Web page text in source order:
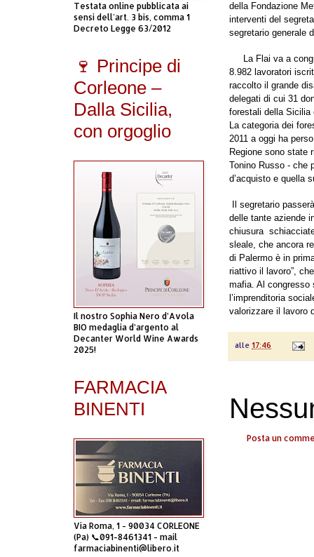
della Fondazione
interventi del
segretario generale
La Flai va a
8.982 lavoratori
raccolto il grande
delegati di cui 31
forestali della Sicilia
La categoria dei
2011 a oggi ha
Regione sono state
Tonino Russo - che
d’acquisto e quella
Il segretario
delle tante aziende
chiusura
sleale, che ancora
di Palermo è in
riattivo il lavoro”,
mafia. Al congresso
l’imprenditoria
valorizzare il
alle 17:46
Posta un
Testata online pubblicata ai
sensi dell'art. 3 bis, comma 1
Decreto Legge 63/2012
🍷 Principe di
Corleone –
Dalla Sicilia,
con orgoglio
Il nostro Sophia Nero d’Avola
BIO medaglia d’argento al
Decanter World Wine Awards
2025!
FARMACIA
BINENTI
Via Roma, 1 - 90034 CORLEONE
(Pa) 📞091-8461341 - mail
farmaciabinenti@libero.it